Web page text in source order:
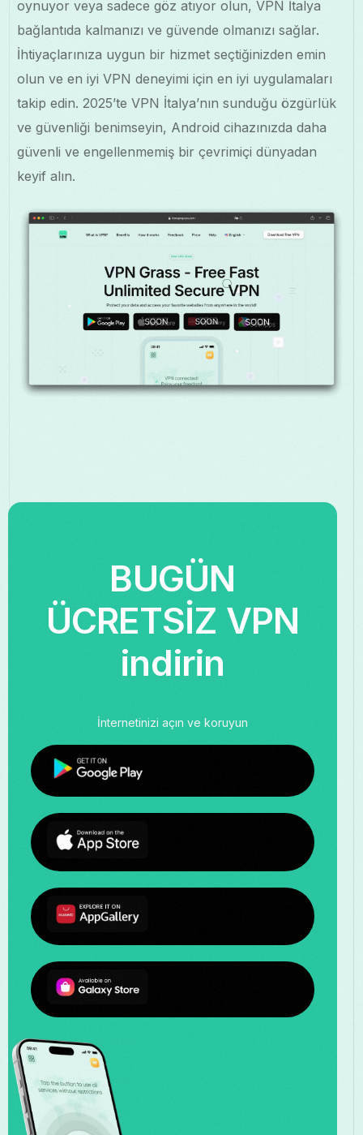
oynuyor veya sadece göz atıyor olun, VPN İtalya
bağlantıda kalmanızı ve güvende olmanızı sağlar.
İhtiyaçlarınıza uygun bir hizmet seçtiğinizden emin
olun ve en iyi VPN deneyimi için en iyi uygulamaları
takip edin. 2025’te VPN İtalya’nın sunduğu özgürlük
ve güvenliği benimseyin, Android cihazınızda daha
güvenli ve engellenmemiş bir çevrimiçi dünyadan
keyif alın.
BUGÜN
ÜCRETSİZ VPN
indirin
İnternetinizi açın ve koruyun